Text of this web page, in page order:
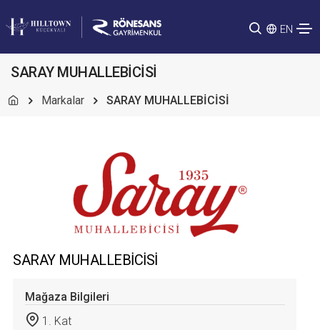
EN
SARAY MUHALLEBİCİSİ
Markalar SARAY MUHALLEBİCİSİ
SARAY MUHALLEBİCİSİ
Mağaza Bilgileri
1. Kat